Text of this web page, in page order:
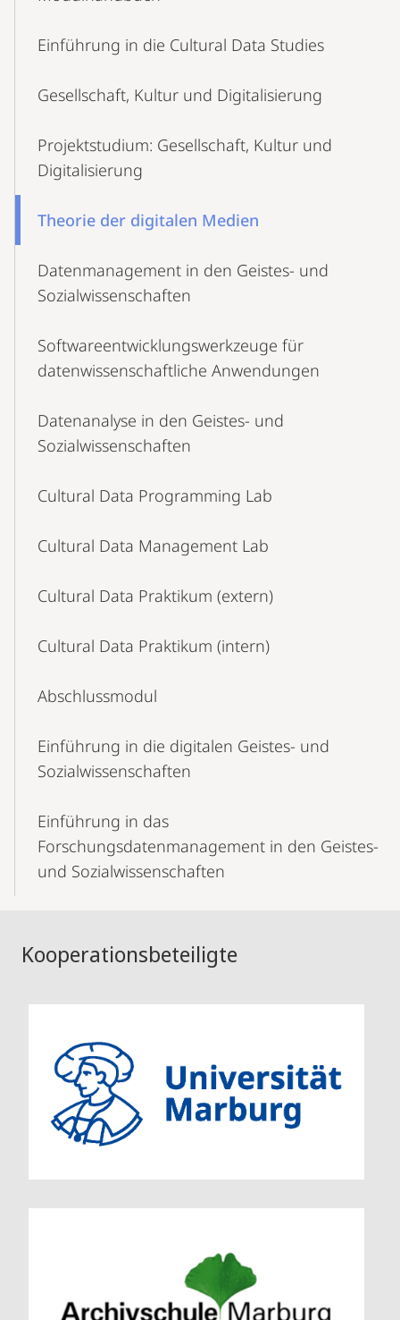
Einführung in die Cultural Data Studies
Gesellschaft, Kultur und Digitalisierung
Projektstudium: Gesellschaft, Kultur und
Digitalisierung
Theorie der digitalen Medien
Datenmanagement in den Geistes- und
Sozialwissenschaften
Softwareentwicklungswerkzeuge für
datenwissenschaftliche Anwendungen
Datenanalyse in den Geistes- und
Sozialwissenschaften
Cultural Data Programming Lab
Cultural Data Management Lab
Cultural Data Praktikum (extern)
Cultural Data Praktikum (intern)
Abschlussmodul
Einführung in die digitalen Geistes- und
Sozialwissenschaften
Einführung in das
Forschungsdatenmanagement in den Geistes-
und Sozialwissenschaften
Kooperationsbeteiligte